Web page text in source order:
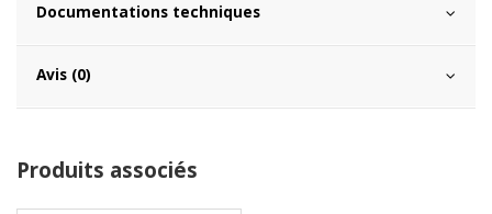
Documentations techniques
Avis (0)
Produits associés